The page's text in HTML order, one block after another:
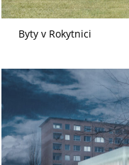
Byty v Rokytnici